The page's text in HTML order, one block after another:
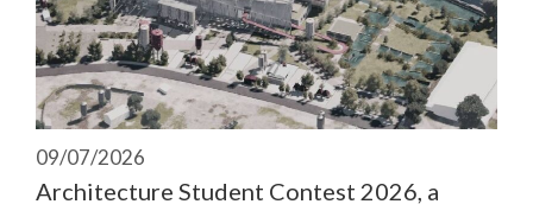
09/07/2026
Architecture Student Contest 2026, a